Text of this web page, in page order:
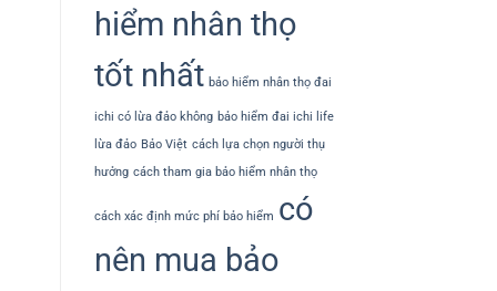
hiểm nhân thọ
tốt nhất bảo hiểm nhân thọ đai
ichi có lừa đảo không bảo hiểm đai ichi life
lừa đảo Bảo Việt cách lựa chọn người thụ
hưởng cách tham gia bảo hiểm nhân thọ
cách xác định mức phí bảo hiểm có
nên mua bảo